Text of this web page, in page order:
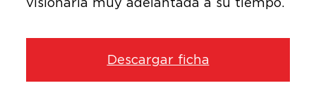
Descargar ficha